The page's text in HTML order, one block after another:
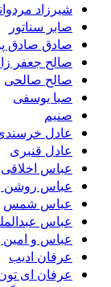
شیرزاد
صابر سناتور
صادق صادق
صالح جعفر
صالح صالحی
صبا یوسفی
صنیم
عادل
عادل قنبری
عباس اخلاقی
عباس روشن
عباس شمس
عباس
عباس و
عرفان ادیب
عرفان ای تون